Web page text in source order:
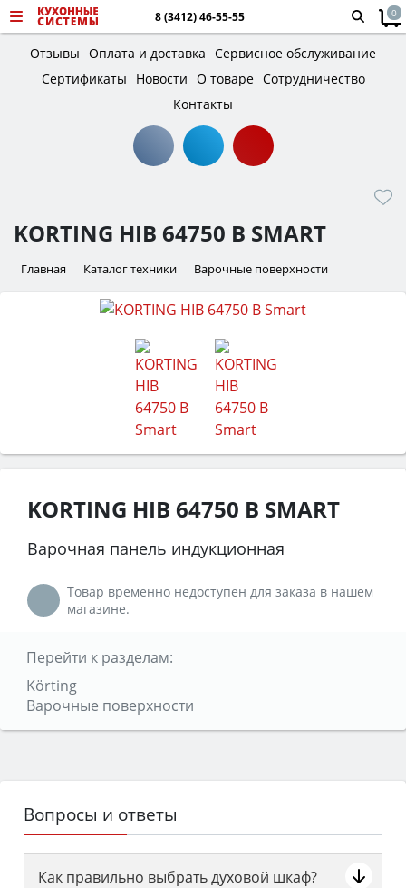
8 (3412) 46-55-55 0
Отзывы Оплата и доставка Сервисное обслуживание
Сертификаты
Новости О товаре Сотрудничество
Контакты
KORTING HIB 64750 B SMART
Главная Каталог техники Варочные поверхности
KORTING HIB 64750 B SMART
Варочная панель индукционная
Товар временно недоступен для заказа в нашем
магазине.
Перейти к разделам:
Körting
Варочные поверхности
Вопросы и ответы
Как правильно выбрать духовой шкаф?